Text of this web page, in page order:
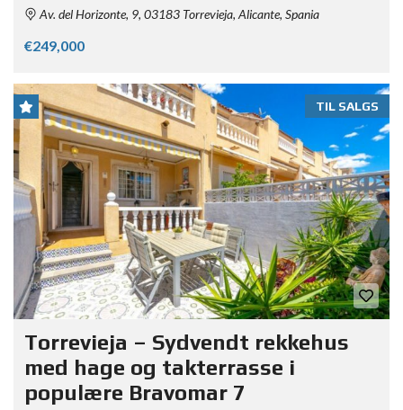
Av. del Horizonte, 9, 03183 Torrevieja, Alicante, Spania
€249,000
TIL SALGS
Torrevieja – Sydvendt rekkehus
med hage og takterrasse i
populære Bravomar 7